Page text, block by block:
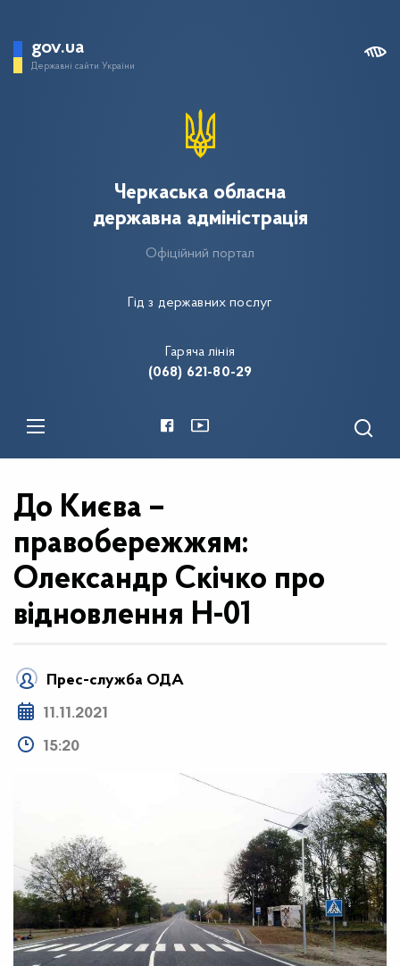
gov.ua
Державні сайти України
Гід з державних послуг
Черкаська обласна
державна адміністрація
Офіційний портал
Гаряча лінія
(068) 621-80-29
До Києва –
правобережжям:
Олександр Скічко про
відновлення Н-01
Прес-служба ОДА
11.11.2021
15:20